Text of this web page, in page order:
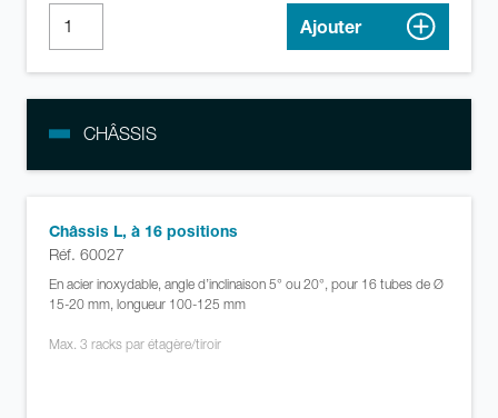
Ajouter
CHÂSSIS
Châssis L, à 16 positions
Réf. 60027
En acier inoxydable, angle d’inclinaison 5° ou 20°, pour 16 tubes de Ø
15-20 mm, longueur 100-125 mm
Max. 3 racks par étagère/tiroir